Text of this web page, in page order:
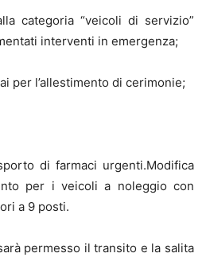
categoria “veicoli di servizio”
interventi in emergenza;
per l’allestimento di cerimonie;
di farmaci urgenti.Modifica
per i veicoli a noleggio con
a 9 posti.
permesso il transito e la salita